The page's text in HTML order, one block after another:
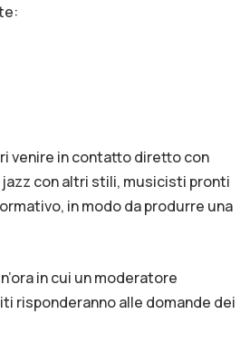
venire in contatto diretto con
con altri stili, musicisti pronti
in modo da produrre una
in cui un moderatore
risponderanno alle domande dei